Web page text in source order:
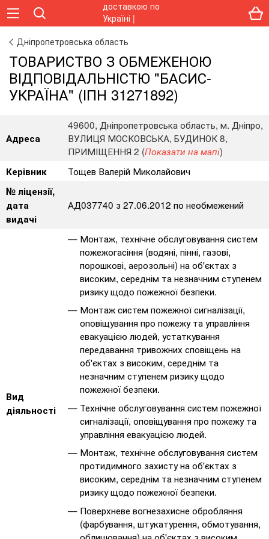
Дніпропетровська область
ТОВАРИСТВО З ОБМЕЖЕНОЮ
ВІДПОВІДАЛЬНІСТЮ "БАСИС-
УКРАЇНА" (ІПН 31271892)
Адреса
49600, Дніпропетровська область, м. Дніпро,
ВУЛИЦЯ МОСКОВСЬКА, БУДИНОК 8,
ПРИМІЩЕННЯ 2 (Показати на мапі)
Керівник
Тощев Валерій Миколайович
№ ліцензії,
дата
видачі
АД037740 з 27.06.2012 по необмежений
Вид
діяльності
Монтаж, технічне обслуговування систем
пожежогасіння (водяні, пінні, газові,
порошкові, аерозольні) на об'єктах з
високим, середнім та незначним ступенем
ризику щодо пожежної безпеки.
Монтаж систем пожежної сигналізації,
оповіщування про пожежу та управління
евакуацією людей, устаткування
передавання тривожних сповіщень на
об'єктах з високим, середнім та
незначним ступенем ризику щодо
пожежної безпеки.
Технічне обслуговування систем пожежної
сигналізації, оповіщування про пожежу та
управління евакуацією людей.
Монтаж, технічне обслуговування систем
протидимного захисту на об'єктах з
високим, середнім та незначним ступенем
ризику щодо пожежної безпеки.
Поверхневе вогнезахисне обробляння
(фарбування, штукатурення, обмотування,
облицювання) на об'єктах з високим,